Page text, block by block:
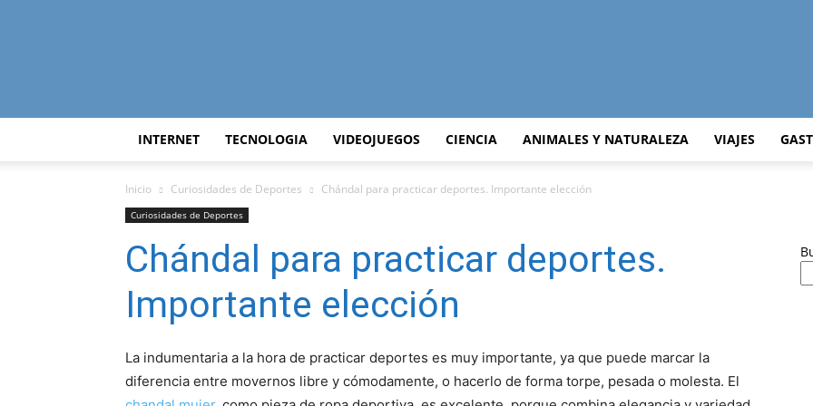
Curiosidades
del
INTERNET TECNOLOGIA VIDEOJUEGOS CIENCIA ANIMALES Y NATURALEZA VIAJES
Inicio Curiosidades de Deportes Chándal para practicar deportes. Importante elección
Curiosidades de Deportes
Chándal para practicar deportes.
Importante elección
La indumentaria a la hora de practicar deportes es muy importante, ya que puede marcar la
diferencia entre movernos libre y cómodamente, o hacerlo de forma torpe, pesada o molesta. El